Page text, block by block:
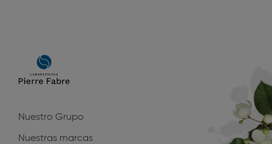
Main
navigation
Nuestro Grupo
Nuestras marcas